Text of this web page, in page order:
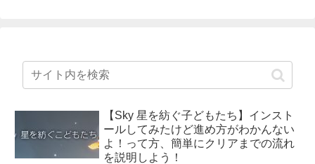
【Sky 星を紡ぐ子どもたち】インスト
ールしてみたけど進め方がわかんない
よ！って方、簡単にクリアまでの流れ
を説明しよう！